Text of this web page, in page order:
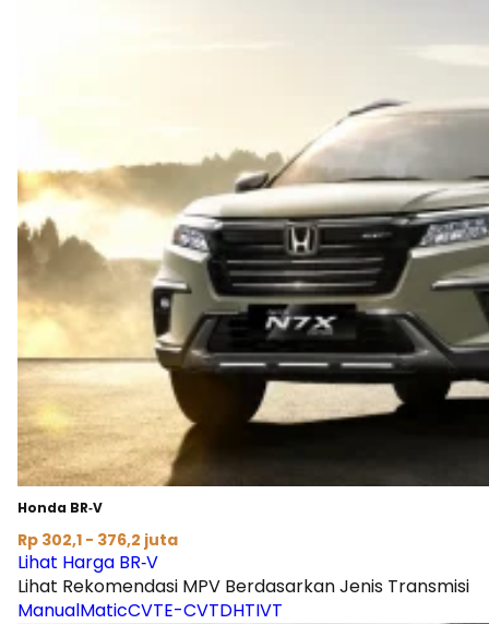
Honda BR‑V
Rp 302,1 - 376,2 juta
Lihat Harga BR‑V
Lihat Rekomendasi MPV Berdasarkan Jenis Transmisi
ManualMaticCVTE-CVTDHTIVT